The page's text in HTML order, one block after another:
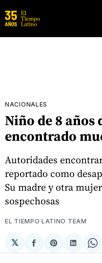
NACIONALES
Niño de 8 años
encontrado
Autoridades
reportado como
Su madre y otra
sospechosas
EL TIEMPO LATINO TEAM
𝕏
Compartir
en
Share
on
en